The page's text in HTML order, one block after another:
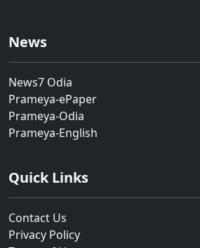
News
News7 Odia
Prameya-ePaper
Prameya-Odia
Prameya-English
Quick Links
Contact Us
Privacy Policy